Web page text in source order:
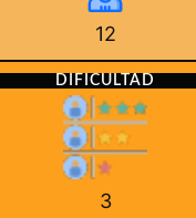
12
DIFICULTAD
3